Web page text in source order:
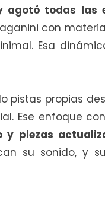
agotó todas las
con
Esa
pistas propias
Ese enfoque
piezas
su sonido, y